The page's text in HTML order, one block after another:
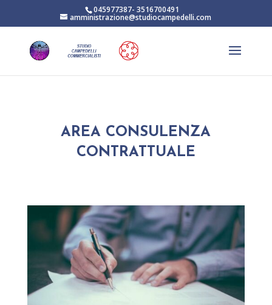
045977387- 3516700491
amministrazione@studiocampedelli.com
AREA CONSULENZA
CONTRATTUALE